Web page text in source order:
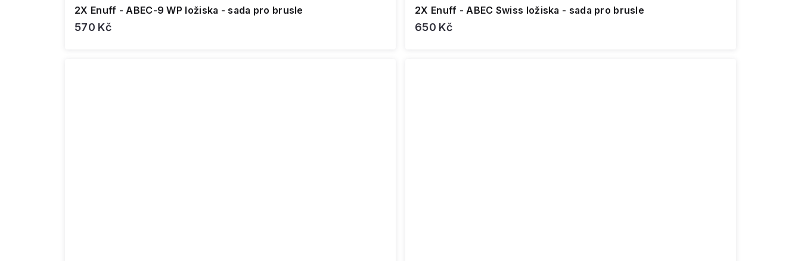
2X Enuff - ABEC-9 WP ložiska - sada pro brusle
570 Kč
2X Enuff - ABEC Swiss ložiska - sada pro brusle
650 Kč